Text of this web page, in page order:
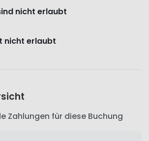
nicht erlaubt
nicht erlaubt
Zahlungen für diese Buchung